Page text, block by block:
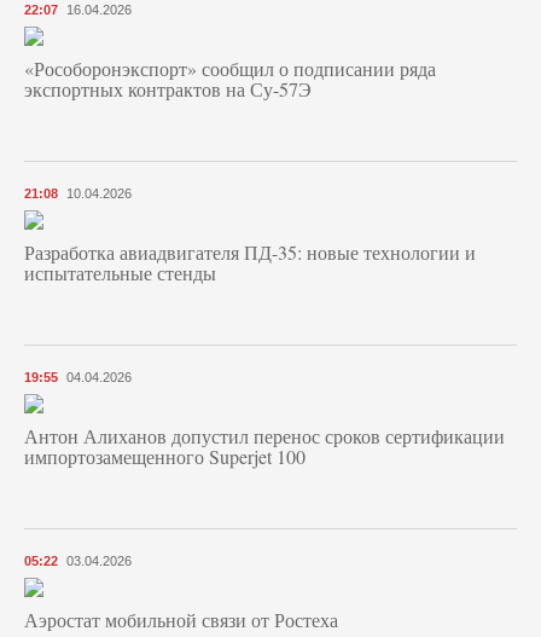
22:07 16.04.2026
«Рособоронэкспорт» сообщил о подписании ряда
экспортных контрактов на Су-57Э
21:08 10.04.2026
Разработка авиадвигателя ПД-35: новые технологии и
испытательные стенды
19:55 04.04.2026
Антон Алиханов допустил перенос сроков сертификации
импортозамещенного Superjet 100
05:22 03.04.2026
Аэростат мобильной связи от Ростеха